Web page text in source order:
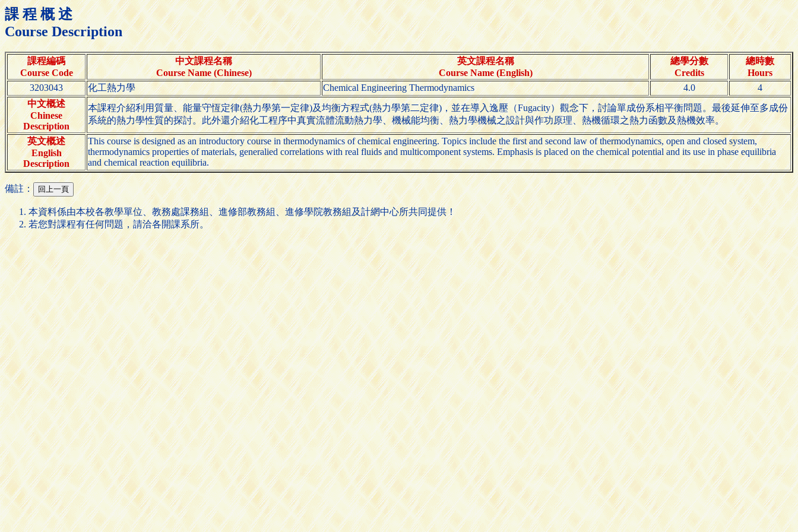
課 程 概 述
Course Description
課程編碼
Course Code
中文課程名稱
Course Name (Chinese)
英文課程名稱
Course Name (English)
總學分數
Credits
總時數
Hours
3203043
化工熱力學 Chemical Engineering Thermodynamics 4.0
4
中文概述
Chinese
Description
本課程介紹利用質量、能量守恆定律(熱力學第一定律)及均衡方程式(熱力學第二定律)，並在導入逸壓（Fugacity）觀念下，討論單成份系相平衡問題。最後延伸至多成份
系統的熱力學性質的探討。此外還介紹化工程序中真實流體流動熱力學、機械能均衡、熱力學機械之設計與作功原理、熱機循環之熱力函數及熱機效率。
英文概述
English
Description
This course is designed as an introductory course in thermodynamics of chemical engineering. Topics include the first and second law of thermodynamics, open and closed system,
thermodynamics properties of materials, generalied correlations with real fluids and multicomponent systems. Emphasis is placed on the chemical potential and its use in phase equilibria
and chemical reaction equilibria.
備註：
本資料係由本校各教學單位、教務處課務組、進修部教務組、進修學院教務組及計網中心所共同提供！
若您對課程有任何問題，請洽各開課系所。